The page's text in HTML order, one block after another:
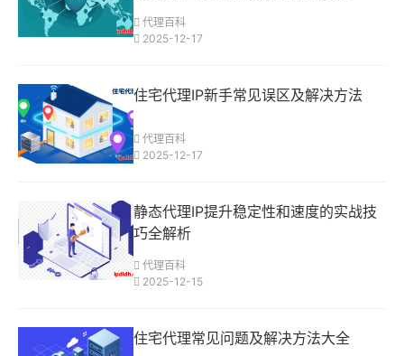
代理百科
2025-12-17
住宅代理IP新手常见误区及解决方法
代理百科
2025-12-17
静态代理IP提升稳定性和速度的实战技
巧全解析
代理百科
2025-12-15
住宅代理常见问题及解决方法大全